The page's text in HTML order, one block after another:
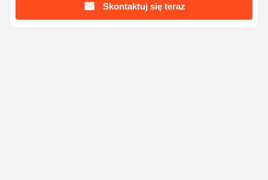
Skontaktuj się teraz